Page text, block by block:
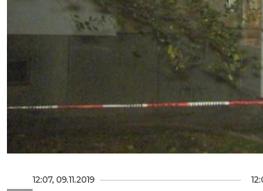
12:07, 09.11.2019